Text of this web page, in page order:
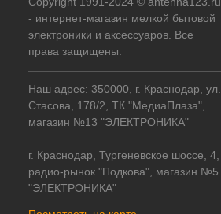
- интернет-магазин мелкой бытовой
электроники и аксессуаров. Все
права защищены.
Наш адрес: 350000, г. Краснодар, ул.
Стасова, 178/2, ТК "МедиаПлаза",
магазин №13 "ЭЛЕКТРОНИКА"
г. Краснодар, Тургеневское шоссе, 4,
радио-рынок "Подкова", магазин №5
"ЭЛЕКТРОНИКА"